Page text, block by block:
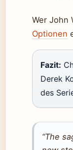
Wer John
Optionen
Fazit:
Derek
des
“The